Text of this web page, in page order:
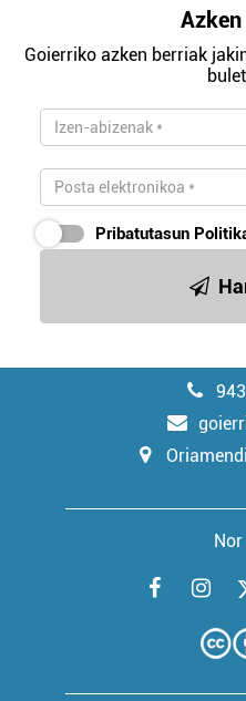
Goierriko azken berriak
Pribatutasun